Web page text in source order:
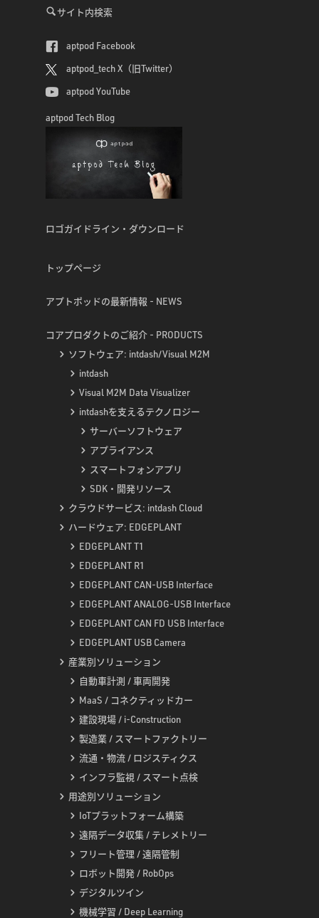
サイト内検索
aptpod Facebook
aptpod_tech X（旧Twitter）
aptpod YouTube
aptpod Tech Blog
ロゴガイドライン・ダウンロード
トップページ
アプトポッドの最新情報 - NEWS
コアプロダクトのご紹介 - PRODUCTS
ソフトウェア: intdash/Visual M2M
intdash
Visual M2M Data Visualizer
intdashを支えるテクノロジー
サーバーソフトウェア
アプライアンス
スマートフォンアプリ
SDK・開発リソース
クラウドサービス: intdash Cloud
ハードウェア: EDGEPLANT
EDGEPLANT T1
EDGEPLANT R1
EDGEPLANT CAN-USB Interface
EDGEPLANT ANALOG-USB Interface
EDGEPLANT CAN FD USB Interface
EDGEPLANT USB Camera
産業別ソリューション
自動車計測 / 車両開発
MaaS / コネクティッドカー
建設現場 / i-Construction
製造業 / スマートファクトリー
流通・物流 / ロジスティクス
インフラ監視 / スマート点検
用途別ソリューション
IoTプラットフォーム構築
遠隔データ収集 / テレメトリー
フリート管理 / 遠隔管制
ロボット開発 / RobOps
デジタルツイン
機械学習 / Deep Learning